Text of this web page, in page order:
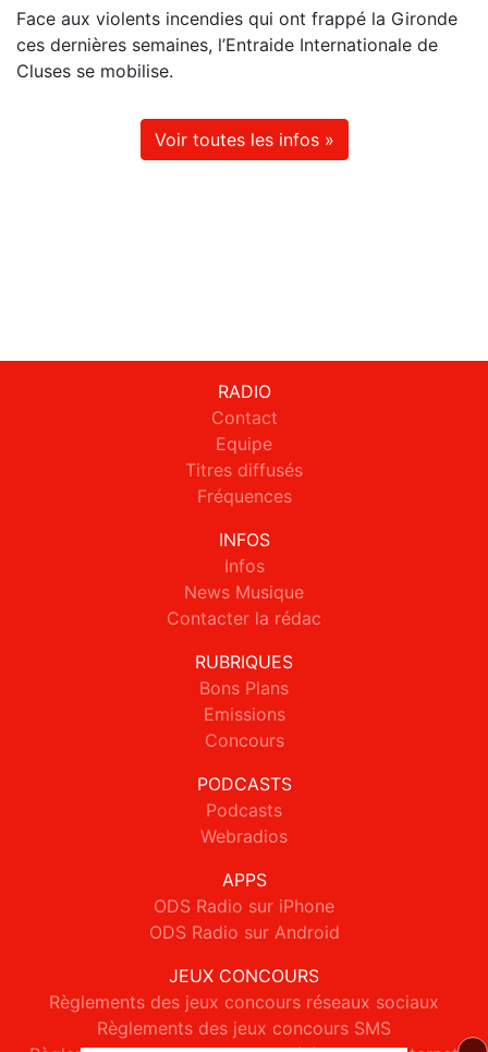
Face aux violents incendies qui ont frappé la Gironde
ces dernières semaines, l’Entraide Internationale de
Cluses se mobilise.
Voir toutes les infos »
RADIO
Contact
Equipe
Titres diffusés
Fréquences
INFOS
Infos
News Musique
Contacter la rédac
RUBRIQUES
Bons Plans
Emissions
Concours
PODCASTS
Podcasts
Webradios
APPS
ODS Radio sur iPhone
ODS Radio sur Android
JEUX CONCOURS
Règlements des jeux concours réseaux sociaux
Règlements des jeux concours SMS